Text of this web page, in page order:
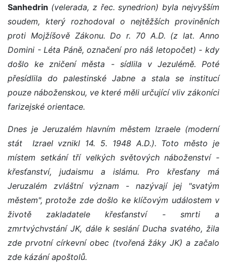
Sanhedrin (velerada, z řec. synedrion) byla nejvyšším
soudem, který rozhodoval o nejtěžších proviněních
proti Mojžíšově Zákonu. Do r. 70 A.D. (z lat. Anno
Domini - Léta Páně, označení pro náš letopočet) - kdy
došlo ke zničení města - sídlila v Jezulémě. Poté
přesídlila do palestinské Jabne a stala se institucí
pouze náboženskou, ve které měli určující vliv zákoníci
farizejské orientace.
Dnes je Jeruzalém hlavním městem Izraele (moderní
stát
Izrael vznikl 14. 5. 1948 A.D.). Toto město je
místem setkání tří velkých světových náboženství -
křesťanství, judaismu a islámu.
Pro křesťany má
Jeruzalém zvláštní význam - nazývají jej
"svatým
městem", protože zde došlo ke klíčovým událostem v
životě zakladatele křesťanství - smrti a
zmrtvýchvstání JK, dále k seslání Ducha svatého, žila
zde prvotní církevní obec (tvořená žáky JK) a začalo
zde kázání apoštolů.